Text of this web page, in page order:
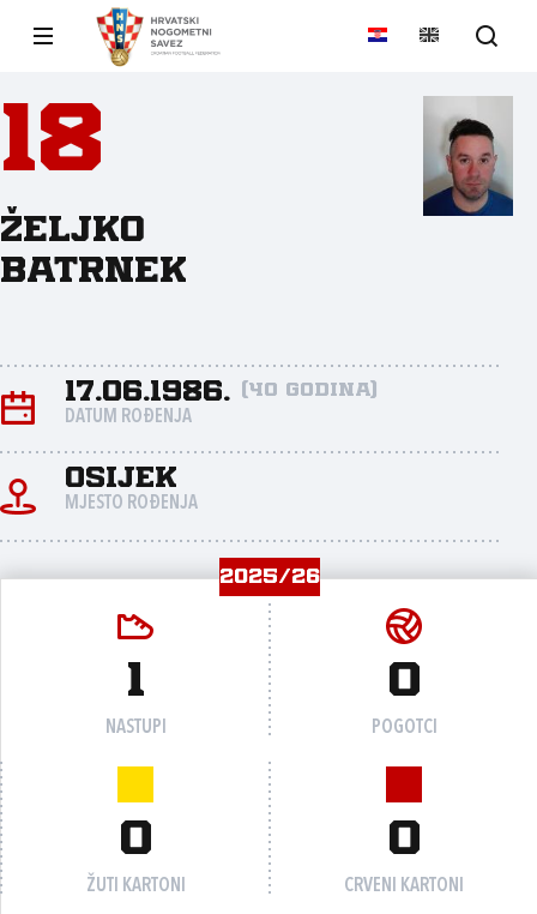
18
Željko
Batrnek
17.06.1986. (40 godina)
DATUM ROĐENJA
Osijek
MJESTO ROĐENJA
2025/26
1
NASTUPI
0
POGOTCI
0
ŽUTI KARTONI
0
CRVENI KARTONI